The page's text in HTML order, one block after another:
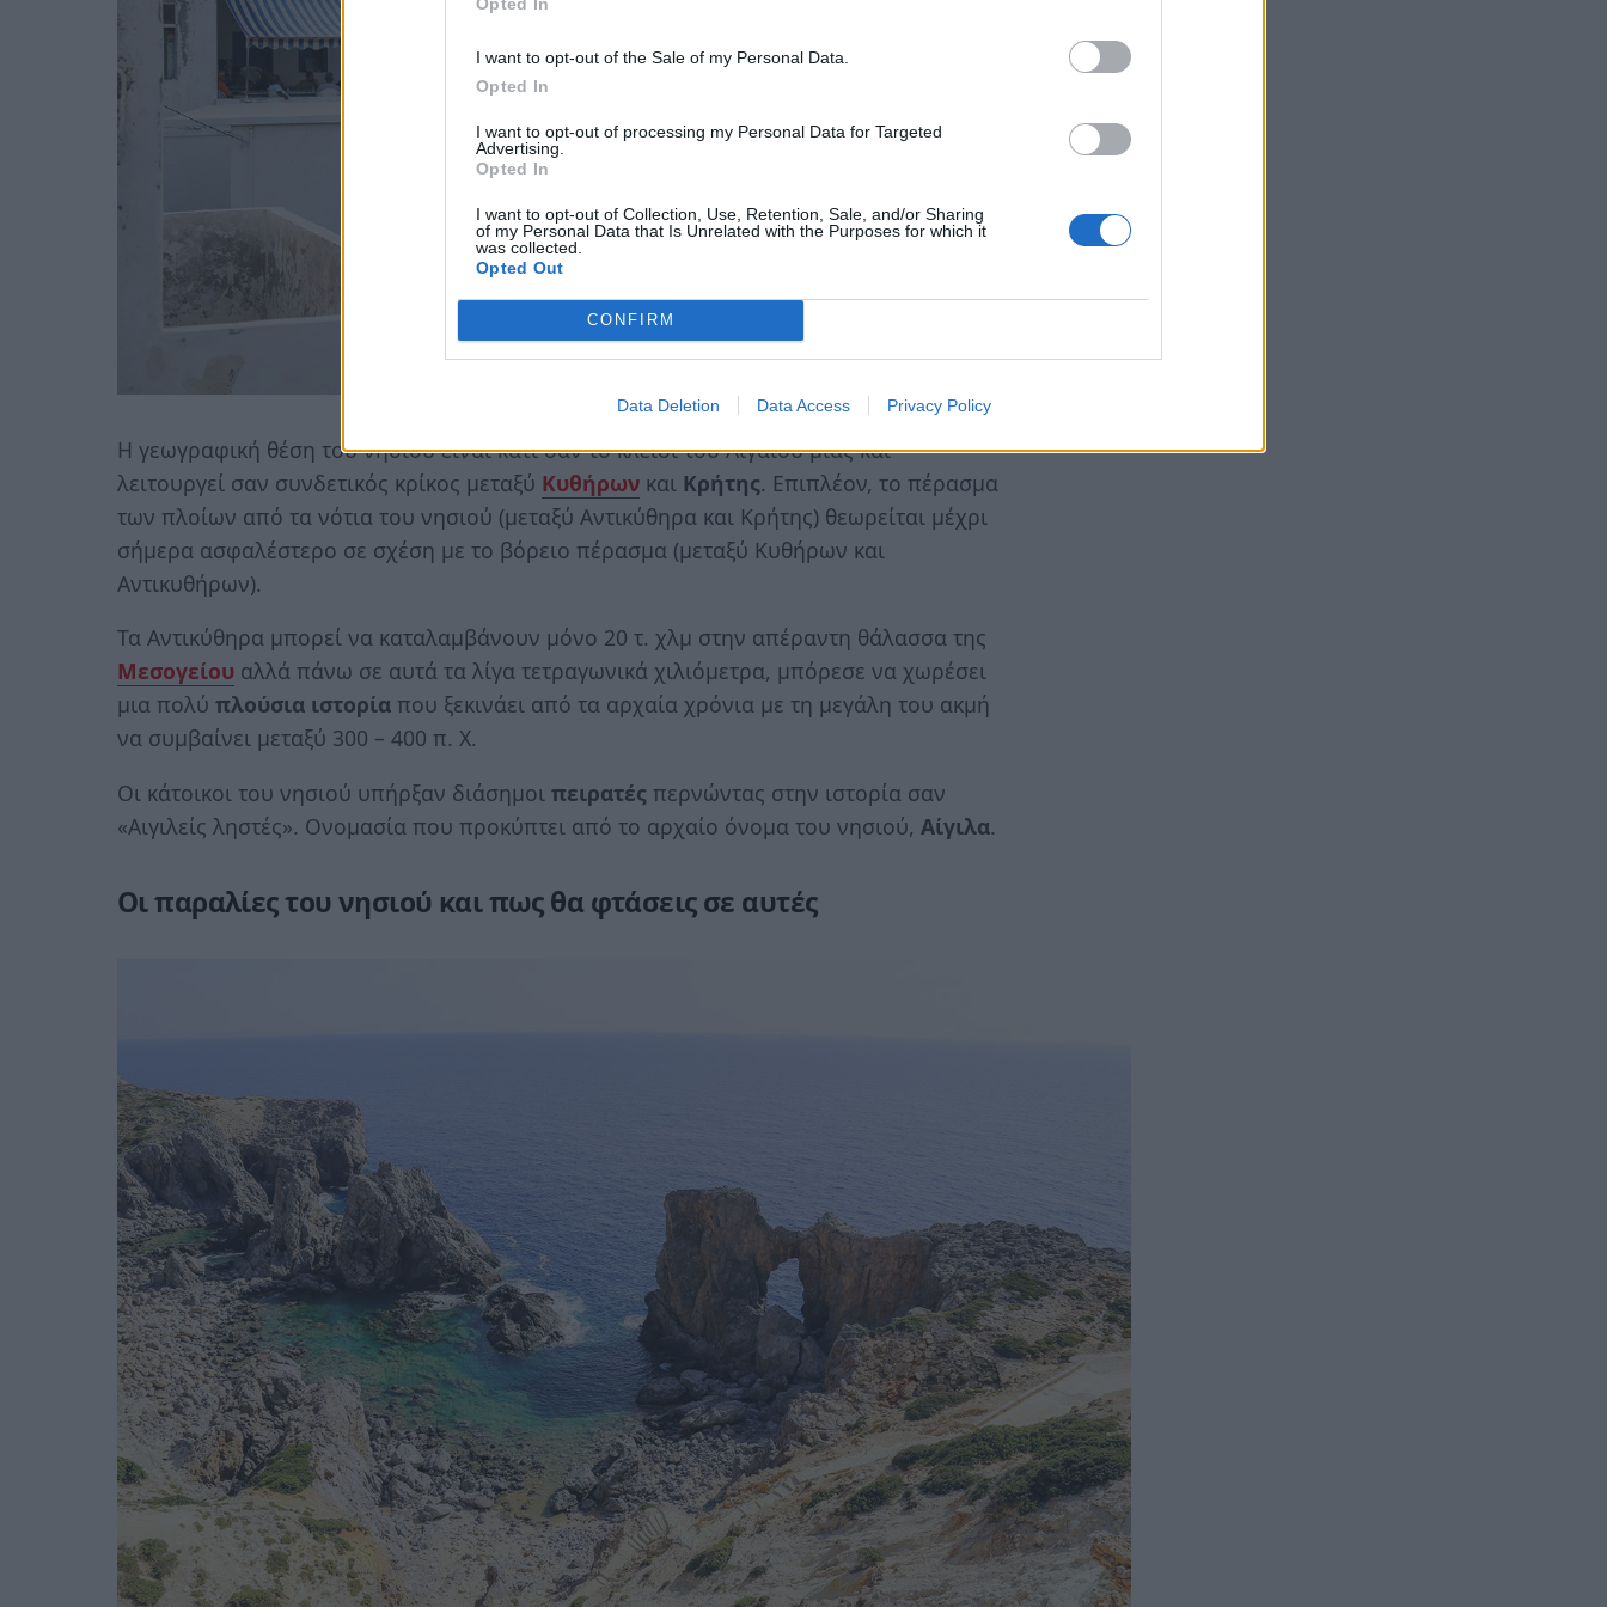
I want to opt-out of the Sale of my Personal Data.
Opted In
I want to opt-out of processing my Personal Data for Targeted
Advertising.
Opted In
I want to opt-out of Collection, Use, Retention, Sale, and/or Sharing
of my Personal Data that Is Unrelated with the Purposes for which it
was collected.
Opted Out
CONFIRM
Data Deletion Data Access Privacy Policy
Η γεωγραφική θέση του νησιού είναι κάτι σαν το κλειδί του Αιγαίου μιας και
λειτουργεί σαν συνδετικός κρίκος μεταξύ Κυθήρων και Κρήτης. Επιπλέον, το πέρασμα
των πλοίων από τα νότια του νησιού (μεταξύ Αντικύθηρα και Κρήτης) θεωρείται μέχρι
σήμερα ασφαλέστερο σε σχέση με το βόρειο πέρασμα (μεταξύ Κυθήρων και
Αντικυθήρων).
Τα Αντικύθηρα μπορεί να καταλαμβάνουν μόνο 20 τ. χλμ στην απέραντη θάλασσα της
Μεσογείου αλλά πάνω σε αυτά τα λίγα τετραγωνικά χιλιόμετρα, μπόρεσε να χωρέσει
μια πολύ πλούσια ιστορία που ξεκινάει από τα αρχαία χρόνια με τη μεγάλη του ακμή
να συμβαίνει μεταξύ 300 – 400 π. Χ.
Οι κάτοικοι του νησιού υπήρξαν διάσημοι πειρατές περνώντας στην ιστορία σαν
«Αιγιλείς ληστές». Ονομασία που προκύπτει από το αρχαίο όνομα του νησιού, Αίγιλα.
Οι παραλίες του νησιού και πως θα φτάσεις σε αυτές